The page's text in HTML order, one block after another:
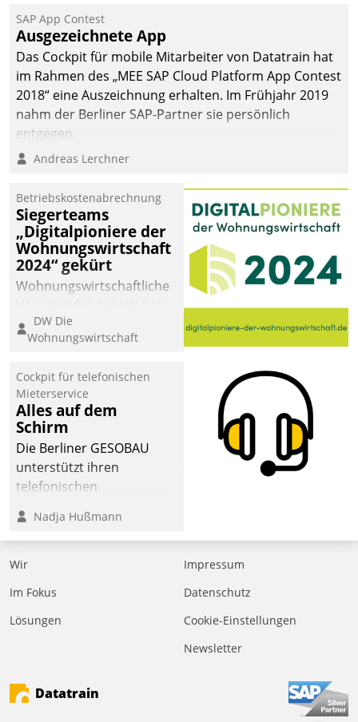
SAP App Contest
Ausgezeichnete App
Das Cockpit für mobile Mitarbeiter von Datatrain hat
im Rahmen des „MEE SAP Cloud Platform App Contest
2018“ eine Auszeichnung erhalten. Im Frühjahr 2019
nahm der Berliner SAP-Partner sie persönlich
entgegen.
Andreas Lerchner
Betriebskostenabrechnung
Siegerteams
„Digitalpioniere der
Wohnungswirtschaft
2024“ gekürt
Wohnungswirtschaftliche
eine digitale Zukunft zu
finden, ist das Ziel des
der
Wohnungswirtschaft“.
Bewerben können sich
dafür ein Team
bestehend aus
Wohnungsunternehmen
und PropTech.
DW Die
Wohnungswirtschaft
Cockpit für telefonischen
Mieterservice
Alles auf dem
Schirm
Die Berliner GESOBAU
unterstützt ihren
telefonischen
digitalen Cockpit, das
situationsbezogen
passende Fragen und
Eine intuitive
Dialogführung ermöglicht
effizienter zu bearbeiten.
Nadja Hußmann
Wir
Im Fokus
Lösungen
Impressum
Datenschutz
Cookie-Einstellungen
Newsletter
Datatrain